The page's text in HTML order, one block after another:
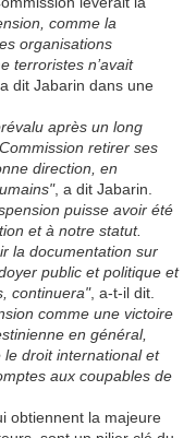
comme la
organisations
terroristes n’avait
dit Jabarin dans une
après un long
retirer ses
direction, en
, a dit Jabarin.
puisse avoir été
et à notre statut.
la documentation sur
public et politique et
continuera", a-t-il dit.
comme une victoire
en général,
droit international et
aux coupables de
obtiennent la majeure